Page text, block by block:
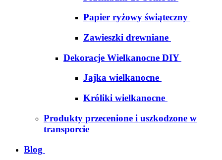
Papier ryżowy świąteczny
Zawieszki drewniane
Dekoracje Wielkanocne DIY
Jajka wielkanocne
Króliki wielkanocne
Produkty przecenione i uszkodzone w
transporcie
Blog